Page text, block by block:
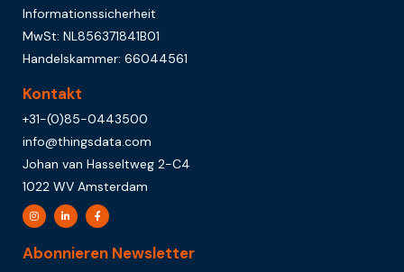
Informationssicherheit
MwSt: NL856371841B01
Handelskammer: 66044561
Kontakt
+31-(0)85-0443500
info@thingsdata.com
Johan van Hasseltweg 2-C4
1022 WV Amsterdam
Abonnieren Newsletter